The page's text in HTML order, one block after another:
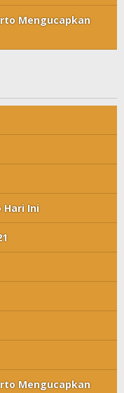
Mengucapkan
Hari Ini
Mengucapkan